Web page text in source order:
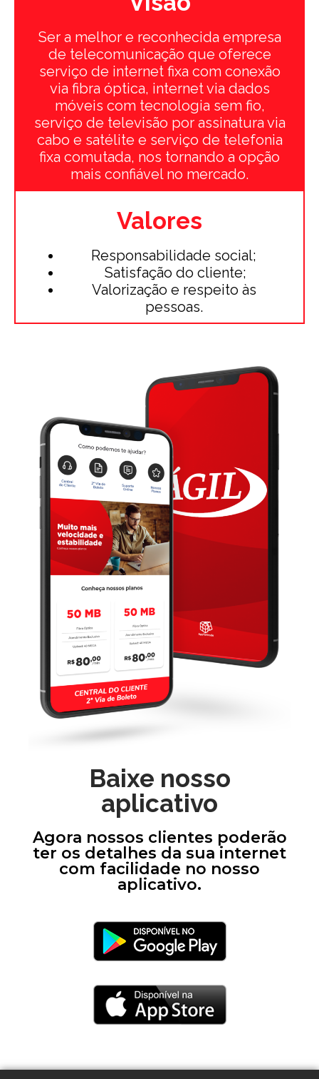
Ser a melhor e reconhecida empresa
de telecomunicação que oferece
serviço de internet fixa com conexão
via fibra óptica, internet via dados
móveis com tecnologia sem fio,
serviço de televisão por assinatura via
cabo e satélite e serviço de telefonia
fixa comutada, nos tornando a opção
mais confiável no mercado.
Valores
Responsabilidade social;
Satisfação do cliente;
Valorização e respeito às
pessoas.
Baixe nosso
aplicativo
Agora nossos clientes poderão
ter os detalhes da sua internet
com facilidade no nosso
aplicativo.